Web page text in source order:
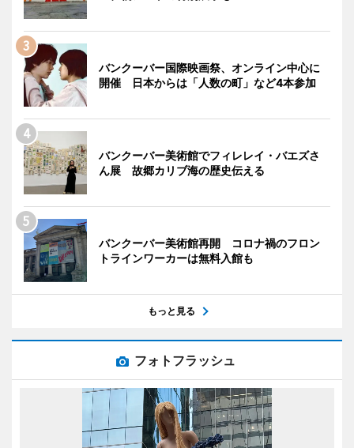
バンクーバー国際映画祭、オンライン中心に
開催 日本からは「人数の町」など4本参加
バンクーバー美術館でフィレレイ・バエズさ
ん展 故郷カリブ海の歴史伝える
バンクーバー美術館再開 コロナ禍のフロン
トラインワーカーは無料入館も
もっと見る
フォトフラッシュ